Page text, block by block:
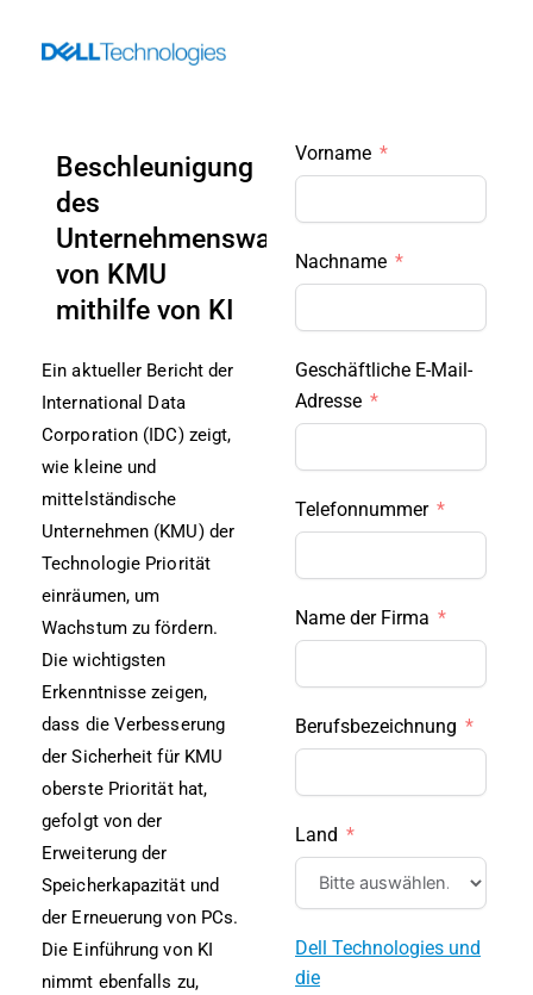
content
Beschleunigung
des
Unternehmenswachstums
von KMU
mithilfe von KI
Ein aktueller Bericht der
International Data
Corporation (IDC) zeigt,
wie kleine und
mittelständische
Unternehmen (KMU) der
Technologie Priorität
einräumen, um
Wachstum zu fördern.
Die wichtigsten
Erkenntnisse zeigen,
dass die Verbesserung
der Sicherheit für KMU
oberste Priorität hat,
gefolgt von der
Erweiterung der
Speicherkapazität und
der Erneuerung von PCs.
Die Einführung von KI
nimmt ebenfalls zu,
Vorname
Nachname
Geschäftliche E-Mail-
Adresse
Telefonnummer
Name der Firma
Berufsbezeichnung
Land
Dell Technologies und
die